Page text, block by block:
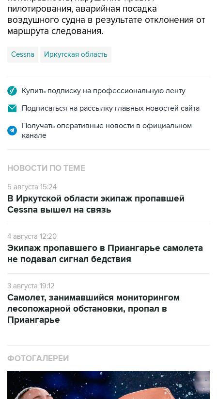
пилотирования, аварийная посадка
воздушного судна в результате отклонения от
маршрута следования.
Cessna Иркутская область
Купить подписку на профессиональную ленту
Подписаться на рассылку главных новостей сайта
Получать оперативные новости в официальном
канале
НОВОСТИ ПО ТЕМЕ
5 августа 15:24
В Иркутской области экипаж пропавшей
Cessna вышел на связь
4 августа 12:20
Экипаж пропавшего в Приангарье самолета
не подавал сигнал бедствия
3 августа 19:12
Самолет, занимавшийся мониторингом
лесопожарной обстановки, пропал в
Приангарье
ФОТОГАЛЕРЕИ